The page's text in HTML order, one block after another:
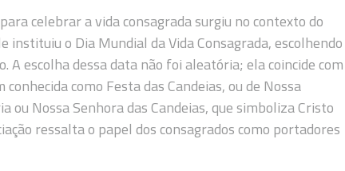
celebrar a vida consagrada surgiu no contexto do
instituiu o Dia Mundial da Vida Consagrada, escolhendo
A escolha dessa data não foi aleatória; ela coincide com
como Festa das Candeias, ou de Nossa
ou Nossa Senhora das Candeias, que simboliza Cristo
ressalta o papel dos consagrados como portadores